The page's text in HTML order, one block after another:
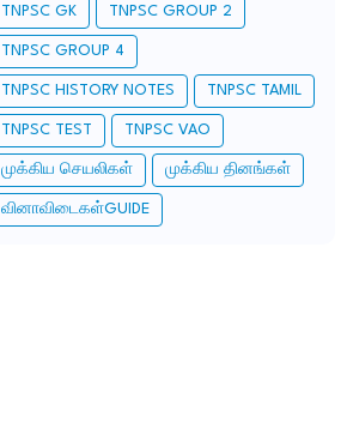
TNPSC GK TNPSC GROUP 2
TNPSC GROUP 4
TNPSC HISTORY NOTES TNPSC TAMIL
TNPSC TEST TNPSC VAO
முக்கிய செயலிகள் முக்கிய தினங்கள்
வினாவிடைகள்GUIDE